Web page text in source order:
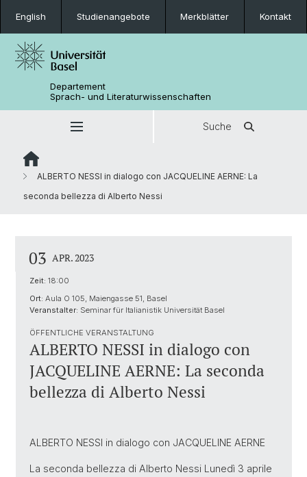
English Studienangebote Merkblätter Kontakt
Departement
Sprach- und Literaturwissenschaften
Suche
ALBERTO NESSI in dialogo con JACQUELINE AERNE: La
seconda bellezza di Alberto Nessi
03 APR. 2023
Zeit: 18:00
Ort: Aula O 105, Maiengasse 51, Basel
Veranstalter: Seminar für Italianistik Universität Basel
ÖFFENTLICHE VERANSTALTUNG
ALBERTO NESSI in dialogo con
JACQUELINE AERNE: La seconda
bellezza di Alberto Nessi
ALBERTO NESSI in dialogo con JACQUELINE AERNE
La seconda bellezza di Alberto Nessi Lunedì 3 aprile